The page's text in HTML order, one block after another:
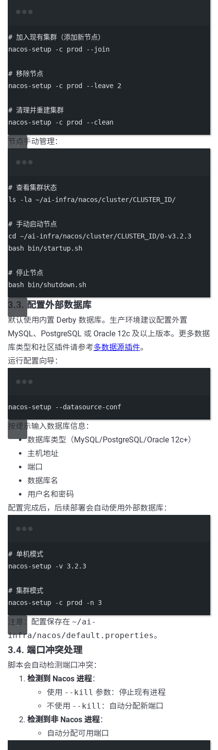
# 加入现有集群（添加新节点）
nacos-setup
-c prod --join
# 移除节点
nacos-setup
-c prod --leave 2
# 清理并重建集群
nacos-setup
-c prod --clean
节点手动管理：
# 查看集群状态
ls
-la ~/ai-infra/nacos/cluster/CLUSTER_ID/
# 手动启动节点
cd
~/ai-infra/nacos/cluster/CLUSTER_ID/0-v3.2.3
bash
bin/startup.sh
# 停止节点
bash
bin/shutdown.sh
3.3. 配置外部数据库
默认使用内置 Derby 数据库。生产环境建议配置外置
MySQL、PostgreSQL 或 Oracle 12c 及以上版本。更多数据
库类型和社区插件请参考多数据源插件。
运行配置向导：
nacos-setup --datasource-conf
按提示输入数据库信息：
数据库类型（MySQL/PostgreSQL/Oracle 12c+）
主机地址
端口
数据库名
用户名和密码
配置完成后，后续部署会自动使用外部数据库：
# 单机模式
nacos-setup
-v 3.2 .3
# 集群模式
nacos-setup
-c prod -n 3
注意：配置保存在 ~/ai-
infra/nacos/default.properties。
3.4. 端口冲突处理
脚本会自动检测端口冲突：
检测到 Nacos 进程：
使用 --kill 参数：停止现有进程
不使用 --kill ：自动分配新端口
检测到非 Nacos 进程：
自动分配可用端口